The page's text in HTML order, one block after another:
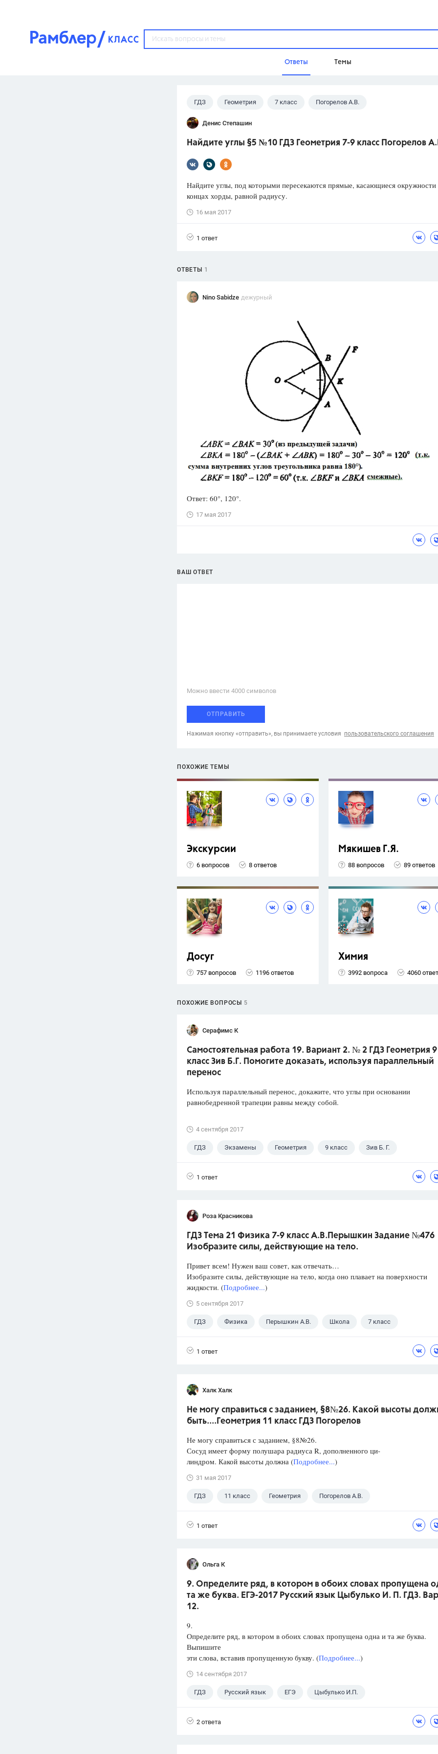
Ответы Темы
Популярные темы
ГДЗ
3273 ответа
3460 ответов
ФИПИ
ответов
Вузы
82 ответа
Spotlight
1551 ответ
Домашнее задание
ГДЗ Геометрия 7 класс Погорелов А.В.
Денис Степашин
Найдите углы §5 №10 ГДЗ Геометрия 7-9 класс Погорелов
Найдите углы, под которыми пересекаются прямые, касающиеся окружности
концах хорды, равной радиусу.
16 мая 2017
1 ответ
ОТВЕТЫ 1
Nino Sabidze дежурный
Ответ: 60°, 120°.
17 мая 2017
ВАШ ОТВЕТ
Можно ввести 4000 cимволов
ОТПРАВИТЬ
Нажимая кнопку «отправить», вы принимаете условия пользовательского соглашения
ПОХОЖИЕ ТЕМЫ
Экскурсии
6 вопросов 8 ответов
Мякишев Г.Я.
88 вопросов 89 ответов
Досуг
757 вопросов 1196 ответов
Химия
3992 вопроса 4060
ПОХОЖИЕ ВОПРОСЫ 5
Серафимс К
Самостоятельная работа 19. Вариант 2. № 2 ГДЗ Геометрия 9
класс Зив Б.Г. Помогите доказать, используя параллельный
перенос
Используя параллельный перенос, докажите, что углы при основании
равнобедренной трапеции равны между собой.
4 сентября 2017
ГДЗ Экзамены Геометрия 9 класс Зив Б. Г.
1 ответ
Роза Красникова
ГДЗ Тема 21 Физика 7-9 класс А.В.Перышкин Задание №476
Изобразите силы, действующие на тело.
Привет всем! Нужен ваш совет, как отвечать…
Изобразите силы, действующие на тело, когда оно плавает на поверхности
жидкости. (Подробнее...)
5 сентября 2017
ГДЗ Физика Перышкин А.В. Школа 7 класс
1 ответ
Халк Халк
Не могу справиться с заданием, §8№26. Какой высоты
быть....Геометрия 11 класс ГДЗ Погорелов
Не могу справиться с заданием, §8№26.
Сосуд имеет форму полушара радиуса R, дополненного ци-
линдром. Какой высоты должна (Подробнее...)
31 мая 2017
ГДЗ 11 класс Геометрия Погорелов А.В.
1 ответ
Ольга К
9. Определите ряд, в котором в обоих словах пропущена
та же буква. ЕГЭ-2017 Русский язык Цыбулько И. П. ГДЗ.
12.
9.
Определите ряд, в котором в обоих словах пропущена одна и та же буква.
Выпишите
эти слова, вставив пропущенную букву. (Подробнее...)
14 сентября 2017
ГДЗ Русский язык ЕГЭ Цыбулько И.П.
2 ответа